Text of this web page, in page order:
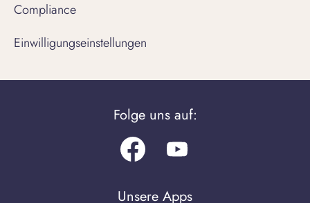
Compliance
Einwilligungseinstellungen
Folge uns auf:
FacebookYoutube.com
Unsere Apps